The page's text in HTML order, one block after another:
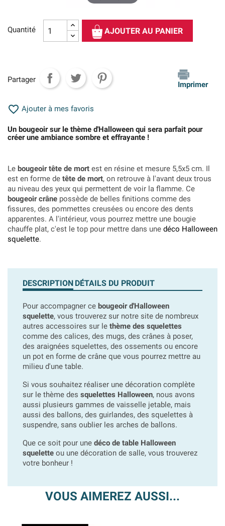
Quantité AJOUTER AU PANIER
Partager
Imprimer
 Ajouter à mes favoris
Un bougeoir sur le thème d'Halloween qui sera parfait pour
créer une ambiance sombre et effrayante !
Le bougeoir tête de mort est en résine et mesure 5,5x5 cm. Il
est en forme de tête de mort, on retrouve à l'avant deux trous
au niveau des yeux qui permettent de voir la flamme. Ce
bougeoir crâne possède de belles finitions comme des
fissures, des pommettes creusées ou encore des dents
apparentes. A l'intérieur, vous pourrez mettre une bougie
chauffe plat, c'est le top pour mettre dans une déco Halloween
squelette.
DESCRIPTION DÉTAILS DU PRODUIT
Pour accompagner ce bougeoir d'Halloween
squelette, vous trouverez sur notre site de nombreux
autres accessoires sur le thème des squelettes
comme des calices, des mugs, des crânes à poser,
des araignées squelettes, des ossements ou encore
un pot en forme de crâne que vous pourrez mettre au
milieu d'une table.
Si vous souhaitez réaliser une décoration complète
sur le thème des squelettes Halloween, nous avons
aussi plusieurs gammes de vaisselle jetable, mais
aussi des ballons, des guirlandes, des squelettes à
suspendre, sans oublier les arches de ballons.
Que ce soit pour une déco de table Halloween
squelette ou une décoration de salle, vous trouverez
votre bonheur !
VOUS AIMEREZ AUSSI...